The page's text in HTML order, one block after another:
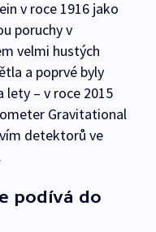
v roce 1916 jako
poruchy v
velmi hustých
a poprvé byly
– v roce 2015
Gravitational
detektorů ve
podívá do